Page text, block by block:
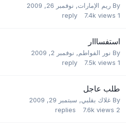
By ريم الإمارات, نوفمبر 26, 2009
1
reply 7.4k views
استفسااار
By نور الفواطم, نوفمبر 2, 2009
1
reply 7.5k views
طلب عاجل
By غلاك بقلبي, سبتمبر 29, 2009
2
replies 7.6k views